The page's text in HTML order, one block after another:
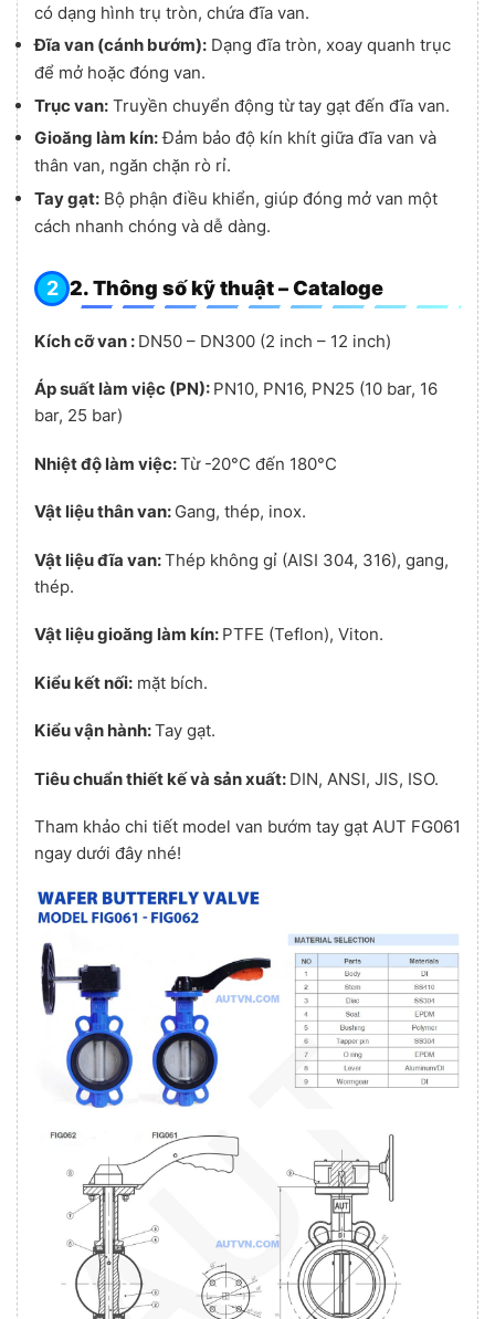
có dạng hình trụ tròn, chứa đĩa van.
Đĩa van (cánh bướm): Dạng đĩa tròn, xoay quanh trục
để mở hoặc đóng van.
Trục van: Truyền chuyển động từ tay gạt đến đĩa van.
Gioăng làm kín:Đảm bảo độ kín khít giữa đĩa van và
thân van, ngăn chặn rò rỉ.
Tay gạt: Bộ phận điều khiển, giúp đóng mở van một
cách nhanh chóng và dễ dàng.
2. Thông số kỹ thuật – Cataloge
Kích cỡ van : DN50 – DN300 (2 inch – 12 inch)
Áp suất làm việc (PN): PN10, PN16, PN25 (10 bar, 16
bar, 25 bar)
Nhiệt độ làm việc:Từ -20°C đến 180°C
Vật liệu thân van: Gang, thép, inox.
Vật liệu đĩa van:Thép không gỉ (AISI 304, 316), gang,
thép.
Vật liệu gioăng làm kín: PTFE (Teflon), Viton.
Kiểu kết nối: mặt bích.
Kiểu vận hành:Tay gạt.
Tiêu chuẩn thiết kế và sản xuất: DIN, ANSI, JIS, ISO.
Tham khảo chi tiết model van bướm tay gạt AUT FG061
ngay dưới đây nhé!